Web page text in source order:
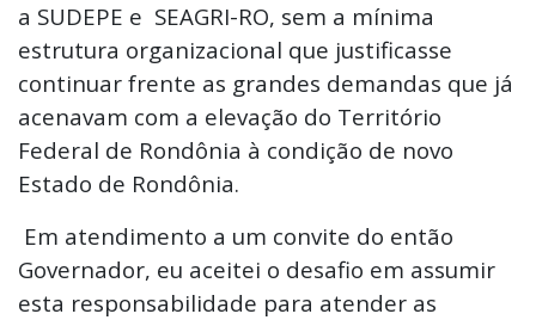
a SUDEPE e SEAGRI-RO, sem a mínima
estrutura organizacional que justificasse
continuar frente as grandes demandas que já
acenavam com a elevação do Território
Federal de Rondônia à condição de novo
Estado de Rondônia.
Em atendimento a um convite do então
Governador, eu aceitei o desafio em assumir
esta responsabilidade para atender as